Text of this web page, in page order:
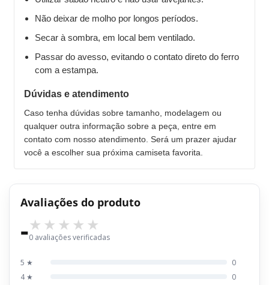
Não deixar de molho por longos períodos.
Secar à sombra, em local bem ventilado.
Passar do avesso, evitando o contato direto do ferro
com a estampa.
Dúvidas e atendimento
Caso tenha dúvidas sobre tamanho, modelagem ou
qualquer outra informação sobre a peça, entre em
contato com nosso atendimento. Será um prazer ajudar
você a escolher sua próxima camiseta favorita.
Avaliações do produto
-0 avaliações verificadas
5 ★
0
4 ★
0